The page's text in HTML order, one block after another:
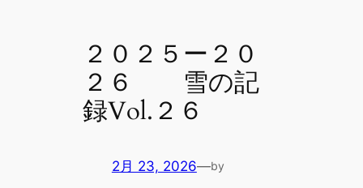
２０２５ー２０
２６ 雪の記
録Vol.２６
2月 23, 2026—by